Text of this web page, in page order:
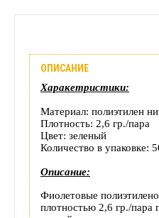
Отзывы
(0)
Доставка
этого
товара
ОПИСАНИЕ
Харакетристики:
Материал: полиэтилен
Плотность: 2,6 гр./пара
Цвет: зеленый
Количество в упаковке:
Описание:
Фиолетовые
плотностью 2,6 гр./пара